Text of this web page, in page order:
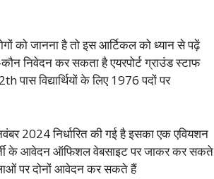
को जानना है तो इस आर्टिकल को ध्यान से पढ़ें
निवेदन कर सकता है एयरपोर्ट ग्राउंड स्टाफ
विद्यार्थियों के लिए 1976 पदों पर
2024 निर्धारित की गई है इसका एक एवियशन
के आवेदन ऑफिशल वेबसाइट पर जाकर कर सकते
पर दोनों आवेदन कर सकते हैं